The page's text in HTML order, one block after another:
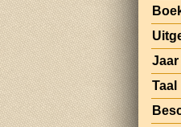
Taal